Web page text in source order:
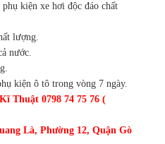
kiện xe hơi độc đáo chất
lượng.
nước.
kiện ô tô trong vòng 7 ngày.
Thuật 0798 74 75 76 (
Là, Phường 12, Quận Gò